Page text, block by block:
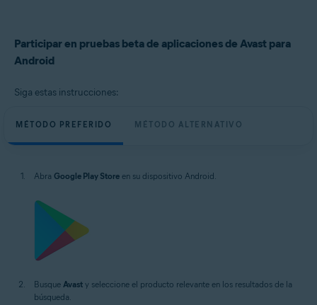
Google Android 8.0 (Oreo, API 26) o posterior
Participar en pruebas beta de aplicaciones de Avast para
Android
Siga estas instrucciones:
MÉTODO PREFERIDO MÉTODO ALTERNATIVO
Abra Google Play Store en su dispositivo Android.
Busque Avast y seleccione el producto relevante en los resultados de la
búsqueda.